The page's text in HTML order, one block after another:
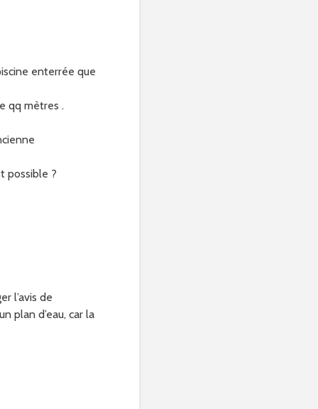
enterrée que
qq mètres .
possible ?
l’avis de
plan d’eau, car la